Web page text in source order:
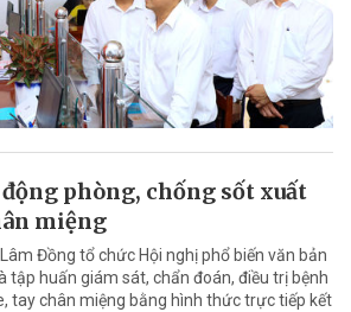
phòng, chống sốt xuất
miệng
Đồng tổ chức Hội nghị phổ biến văn bản
tập huấn giám sát, chẩn đoán, điều trị bệnh
tay chân miệng bằng hình thức trực tiếp kết